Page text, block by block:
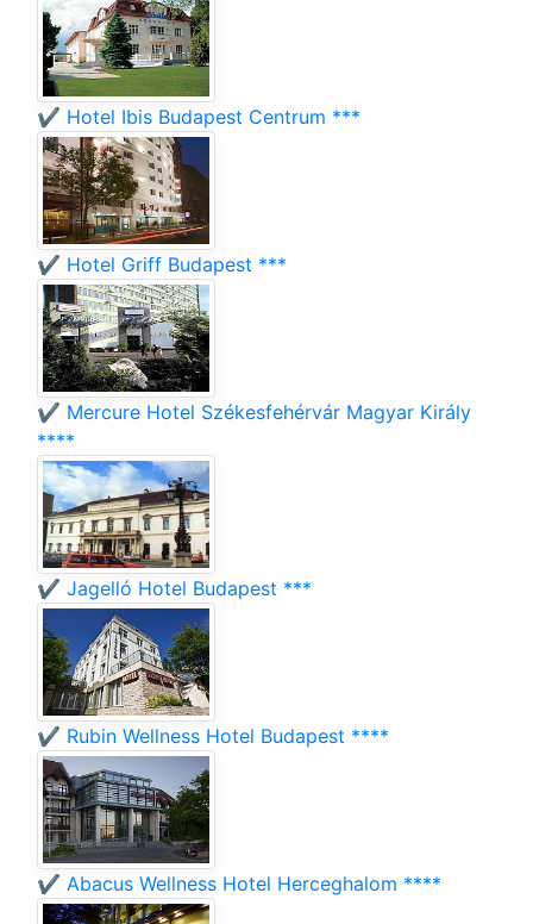
✔️ Hotel Ibis Budapest Centrum ***
✔️ Hotel Griff Budapest ***
✔️ Mercure Hotel Székesfehérvár Magyar Király
****
✔️ Jagelló Hotel Budapest ***
✔️ Rubin Wellness Hotel Budapest ****
✔️ Abacus Wellness Hotel Herceghalom ****